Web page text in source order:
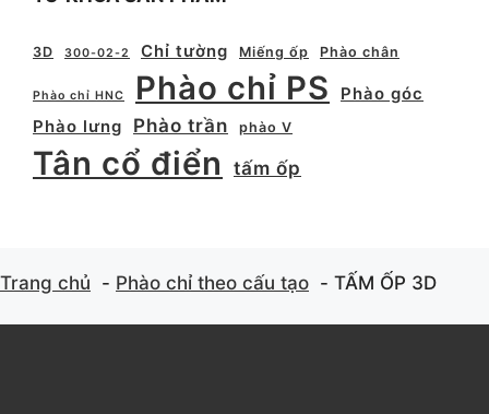
3D 300-02-2 Chỉ tường Miếng ốp Phào chân
Phào chỉ HNC Phào chỉ PS
Phào góc
Phào lưng
Phào trần phào V
Tân cổ điển tấm ốp
Trang chủ Phào chỉ theo cấu tạo TẤM ỐP 3D